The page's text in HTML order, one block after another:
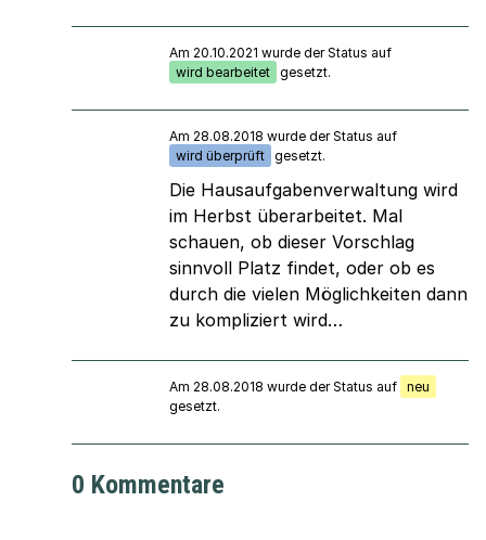
Am 20.10.2021 wurde der Status auf
wird bearbeitet gesetzt.
Am 28.08.2018 wurde der Status auf
wird überprüft gesetzt.
Die Hausaufgabenverwaltung wird
im Herbst überarbeitet. Mal
schauen, ob dieser Vorschlag
sinnvoll Platz findet, oder ob es
durch die vielen Möglichkeiten dann
zu kompliziert wird…
Am 28.08.2018 wurde der Status auf neu
gesetzt.
0 Kommentare